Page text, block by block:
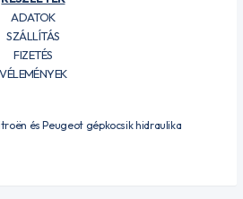
ADATOK
SZÁLLÍTÁS
FIZETÉS
VÉLEMÉNYEK
és Peugeot gépkocsik hidraulika